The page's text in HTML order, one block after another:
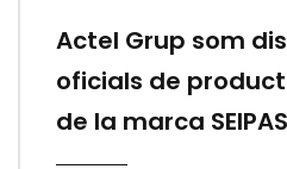
Actel Grup som
oficials de
de la marca